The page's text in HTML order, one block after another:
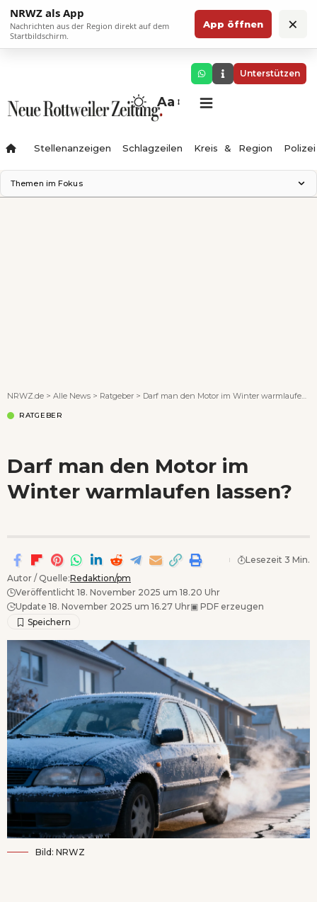
NRWZ als App
Nachrichten aus der Region direkt auf dem
Startbildschirm.
App öffnen ×
Unterstützen
Aa
Stellenanzeigen Schlagzeilen Kreis & Region Polizei
Themen im Fokus
NRWZ.de > Alle News > Ratgeber > Darf man den Motor im Winter warmlaufen lassen?
RATGEBER
Darf man den Motor im
Winter warmlaufen lassen?
Autor / Quelle:Redaktion/pm
Veröffentlicht 18. November 2025 um 18.20 Uhr
Update 18. November 2025 um 16.27 Uhr▣ PDF erzeugen
Lesezeit 3 Min.
Bild: NRWZ